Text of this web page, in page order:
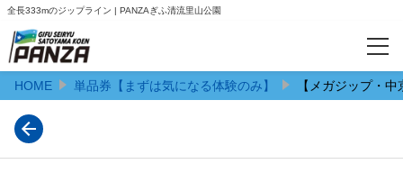
全長333mのジップライン | PANZAぎふ清流里山公園
カテゴリー
予約サイト限定のお得なセット券
HOME 単品券【まずは気になる体験のみ】 【メガジップ・